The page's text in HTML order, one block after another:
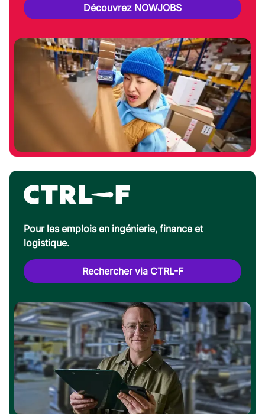
Découvrez NOWJOBS
Pour les emplois en ingénierie, finance et
logistique.
Rechercher via CTRL-F